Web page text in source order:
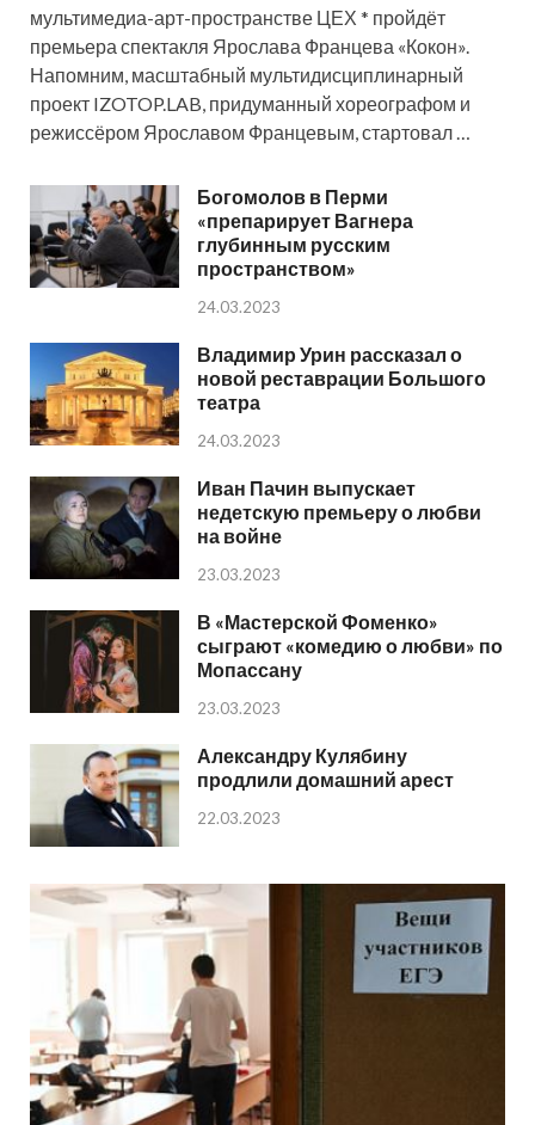
мультимедиа-арт-пространстве ЦЕХ * пройдёт
премьера спектакля Ярослава Францева «Кокон».
Напомним, масштабный мультидисциплинарный
проект IZOTOP.LAB, придуманный хореографом и
режиссёром Ярославом Францевым, стартовал …
Богомолов в Перми
«препарирует Вагнера
глубинным русским
пространством»
24.03.2023
Владимир Урин рассказал о
новой реставрации Большого
театра
24.03.2023
Иван Пачин выпускает
недетскую премьеру о любви
на войне
23.03.2023
В «Мастерской Фоменко»
сыграют «комедию о любви» по
Мопассану
23.03.2023
Александру Кулябину
продлили домашний арест
22.03.2023